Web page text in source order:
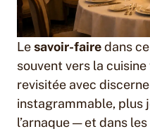
Lesavoir-fairedans
souvent vers la
revisitée avec
instagrammable, plus
l’arnaque — et dans